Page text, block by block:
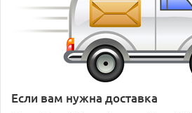
Если вам нужна доставка